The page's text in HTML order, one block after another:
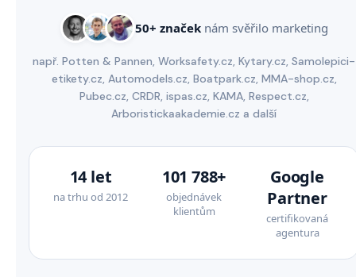
50+ značeknám svěřilo marketing
např. Potten & Pannen, Worksafety.cz, Kytary.cz, Samolepici-
etikety.cz, Automodels.cz, Boatpark.cz, MMA-shop.cz,
Pubec.cz, CRDR, ispas.cz, KAMA, Respect.cz,
Arboristickaakademie.cz a další
14 let
na trhu od 2012
101 788+
objednávek
klientům
Google
Partner
certifikovaná
agentura